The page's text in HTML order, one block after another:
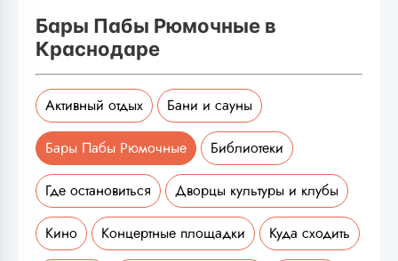
Бары Пабы Рюмочные в
Краснодаре
Активный отдых Бани и сауны
Бары Пабы Рюмочные Библиотеки
Где остановиться Дворцы культуры и клубы
Кино Концертные площадки Куда сходить